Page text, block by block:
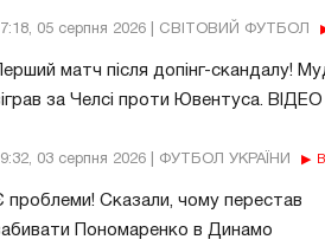
05 серпня 2026 | СВІТОВИЙ ФУТБОЛ
Перший матч після допінг-скандалу!
за Челсі проти Ювентуса. ВІДЕО
03 серпня 2026 | ФУТБОЛ УКРАЇНИ
проблеми! Сказали, чому перестав
Пономаренко в Динамо